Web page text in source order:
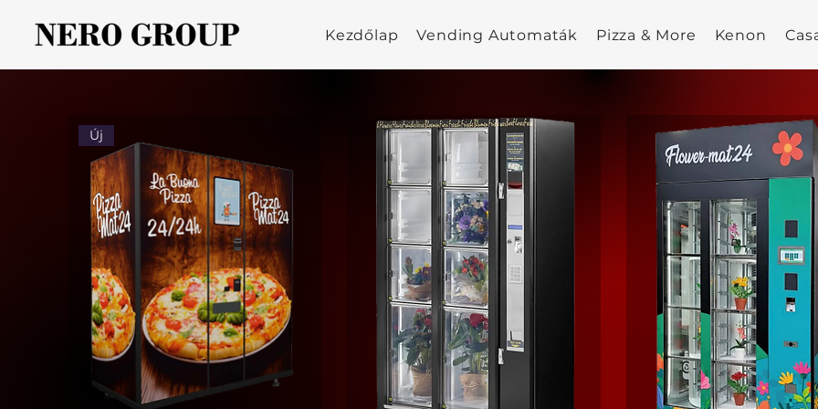
Kezdőlap Vending Automaták Pizza & More Kenon
Új